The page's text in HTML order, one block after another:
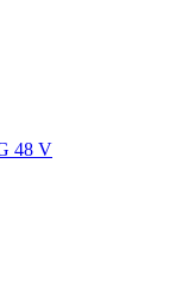
48 V